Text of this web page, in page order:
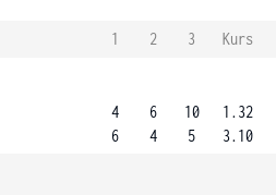
1 2 3
Kurs
4
6
6
4
10
5
1.32
3.10